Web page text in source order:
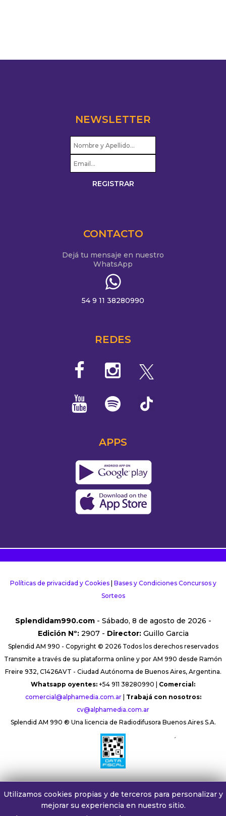
NEWSLETTER
CONTACTO
Dejá tu mensaje en nuestro
WhatsApp
54 9 11 38280990
REDES
APPS
Políticas de privacidad y Cookies| Bases y Condiciones Concursos y
Sorteos
Splendidam990.com- Sábado, 8 de agosto de 2026 -
Edición Nº:2907 - Director:Guillo Garcia
Splendid AM 990 - Copyright © 2026 Todos los derechos reservados
Transmite a través de su plataforma online y por AM 990 desde Ramón
Freire 932, C1426AVT - Ciudad Autónoma de Buenos Aires, Argentina.
Whatsapp oyentes: +54 911 38280990 | Comercial:
comercial@alphamedia.com.ar| Trabajá con nosotros:
cv@alphamedia.com.ar
Splendid AM 990 ® Una licencia de Radiodifusora Buenos Aires S.A.
´
Utilizamos cookies propias y de terceros para personalizar y
mejorar su experiencia en nuestro sitio.